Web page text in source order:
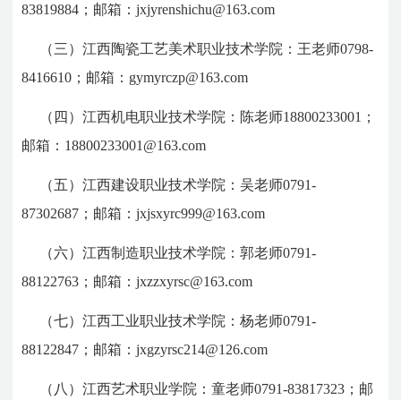
83819884；邮箱：jxjyrenshichu@163.com
（三）江西陶瓷工艺美术职业技术学院：王老师0798-
8416610；邮箱：gymyrczp@163.com
（四）江西机电职业技术学院：陈老师18800233001；
邮箱：18800233001@163.com
（五）江西建设职业技术学院：吴老师0791-
87302687；邮箱：jxjsxyrc999@163.com
（六）江西制造职业技术学院：郭老师0791-
88122763；邮箱：jxzzxyrsc@163.com
（七）江西工业职业技术学院：杨老师0791-
88122847；邮箱：jxgzyrsc214@126.com
（八）江西艺术职业学院：童老师0791-83817323；邮